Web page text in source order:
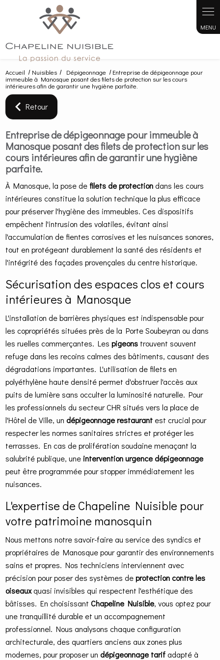
Accueil Nuisibles Dépigeonnage
Entreprise de dépigeonnage pour
immeuble à Manosque posant des filets de protection sur les cours
intérieures afin de garantir une hygiène parfaite.
Retour
Entreprise de dépigeonnage pour immeuble à
Manosque posant des filets de protection sur les
cours intérieures afin de garantir une hygiène
parfaite.
À Manosque, la pose defilets de protection dans les cours
intérieures constitue la solution technique la plus efficace
pour préserver l'hygiène des immeubles. Ces dispositifs
empêchent l'intrusion des volatiles, évitant ainsi
l'accumulation de fientes corrosives et les nuisances sonores,
tout en protégeant durablement la santé des résidents et
l'intégrité des façades provençales du centre historique.
Sécurisation des espaces clos et cours
intérieures à Manosque
L'installation de barrières physiques est indispensable pour
les copropriétés situées près de la Porte Soubeyran ou dans
les ruelles commerçantes. Lespigeons trouvent souvent
refuge dans les recoins calmes des bâtiments, causant des
dégradations importantes. L'utilisation de filets en
polyéthylène haute densité permet d'obstruer l'accès aux
puits de lumière sans occulter la luminosité naturelle. Pour
les professionnels du secteur CHR situés vers la place de
l'Hôtel de Ville, undépigeonnage restaurant est crucial pour
respecter les normes sanitaires strictes et protéger les
terrasses. En cas de prolifération soudaine menaçant la
salubrité publique, une intervention urgence dépigeonnage
peut être programmée pour stopper immédiatement les
nuisances.
L'expertise de Chapeline Nuisible pour
votre patrimoine manosquin
Nous mettons notre savoir-faire au service des syndics et
propriétaires de Manosque pour garantir des environnements
sains et propres. Nos techniciens interviennent avec
précision pour poser des systèmes deprotection contre les
oiseauxquasi invisibles qui respectent l'esthétique des
bâtisses. En choisissantChapeline Nuisible, vous optez pour
une tranquillité durable et un accompagnement
professionnel. Nous analysons chaque configuration
architecturale, des quartiers anciens aux zones plus
modernes, pour proposer undépigeonnage tarif adapté à
Panneau de gestion des cookies